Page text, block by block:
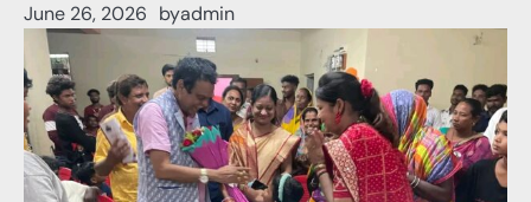
June 26, 2026 byadmin